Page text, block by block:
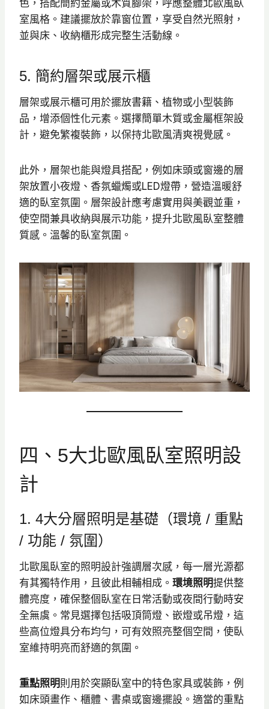
色，搭配簡約金屬或木質腳架，呼應整體北歐風臥
室風格。建議擺放於靠窗位置，享受自然光照射，
並與床、收納櫃形成完整生活動線。
5. 簡約層架或展示櫃
層架或展示櫃可用於擺放書籍、植物或小型裝飾
品，增添個性化元素。選擇簡單木質或金屬框架設
計，避免繁複裝飾，以保持北歐風清爽視覺感。
此外，層架也能與燈具搭配，例如床頭或窗邊的層
架放置小夜燈、香氛蠟燭或LED燈帶，營造溫暖舒
適的臥室氛圍。層架設計應考慮實用與美觀並重，
使空間兼具收納與展示功能，提升北歐風臥室整體
質感。溫馨的臥室氛圍。
四、5大北歐風臥室照明設
計
1. 4大分層照明是基礎（環境 / 重點
/ 功能 / 氛圍）
北歐風臥室的照明設計強調層次感，每一層光源都
有其獨特作用，且彼此相輔相成。 環境照明提供整
體亮度，確保整個臥室在日常活動或夜間行動時安
全無虞。常見選擇包括吸頂筒燈、嵌燈或吊燈，這
些高位燈具分布均勻，可有效照亮整個空間，使臥
室維持明亮而舒適的氛圍。
重點照明則用於突顯臥室中的特色家具或裝飾，例
如床頭畫作、櫃體、書桌或窗邊擺設。適當的重點